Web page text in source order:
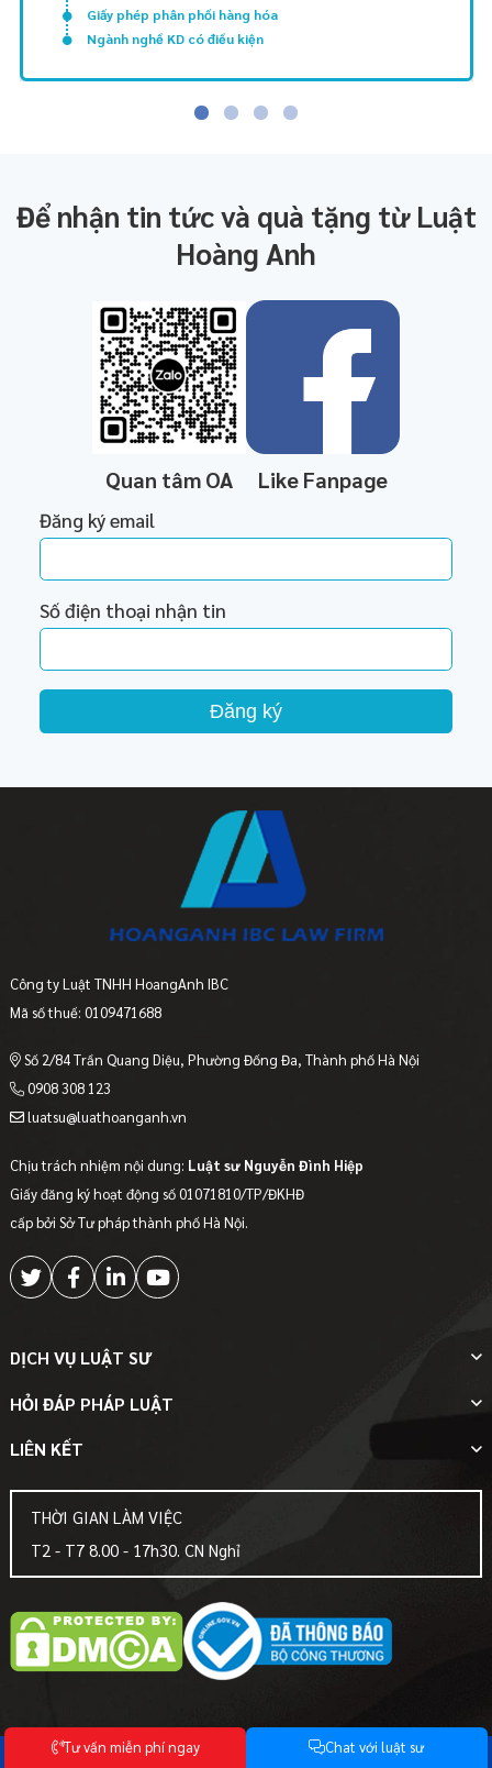
Giấy phép phân phối hàng hóa
Ngành nghề KD có điều kiện
Để nhận tin tức và quà tặng từ Luật
Hoàng Anh
Quan tâm OA Like Fanpage
Đăng ký email
Số điện thoại nhận tin
Đăng ký
Công ty Luật TNHH HoangAnh IBC
Mã số thuế: 0109471688
Số 2/84 Trần Quang Diệu, Phường Đống Đa, Thành phố Hà Nội
0908 308 123
luatsu@luathoanganh.vn
Chịu trách nhiệm nội dung: Luật sư Nguyễn Đình Hiệp
Giấy đăng ký hoạt động số 01071810/TP/ĐKHĐ
cấp bởi Sở Tư pháp thành phố Hà Nội.
DỊCH VỤ LUẬT SƯ
HỎI ĐÁP PHÁP LUẬT
LIÊN KẾT
THỜI GIAN LÀM VIỆC
T2 - T7 8.00 - 17h30. CN Nghỉ
© Bản quyền thuộc về -Luật Hoàng Anh- Mọi sự sao chép phải được sự chấp
Tưvấn miễn phíngay Chat với luật sư